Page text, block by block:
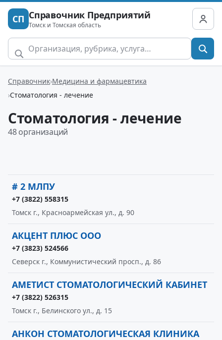
СП Справочник Предприятий
Томск и Томская область
Справочник Медицина и фармацевтика
Стоматология - лечение
Стоматология - лечение
48 организаций
# 2 МЛПУ
+7 (3822) 558315
Томск г., Красноармейская ул., д. 90
АКЦЕНТ ПЛЮС ООО
+7 (3823) 524566
Северск г., Коммунистический просп., д. 86
АМЕТИСТ СТОМАТОЛОГИЧЕСКИЙ КАБИНЕТ
+7 (3822) 526315
Томск г., Белинского ул., д. 15
АНКОН СТОМАТОЛОГИЧЕСКАЯ КЛИНИКА